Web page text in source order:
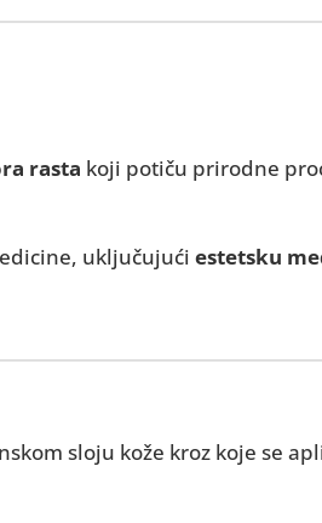
rasta koji potiču prirodne
uključujućiestetsku
sloju kože kroz koje se